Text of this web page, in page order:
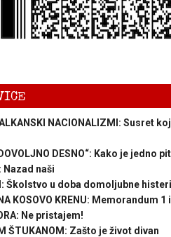
NACIONALIZMI: Susret
DESNO“: Kako je
Nazad naši
Školstvo u doba domoljubne
KOSOVO KRENU: Memorandum
Ne pristajem!
ŠTUKANOM: Zašto je život divan